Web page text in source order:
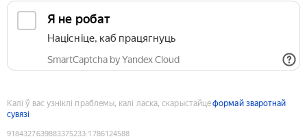
Я не робат
Націсніце, каб працягнуць
SmartCaptcha by Yandex Cloud
Калі ў вас узніклі праблемы, калі ласка, скарыстайцеформай зваротнай
сувязі
9184327639883375233:1786124588